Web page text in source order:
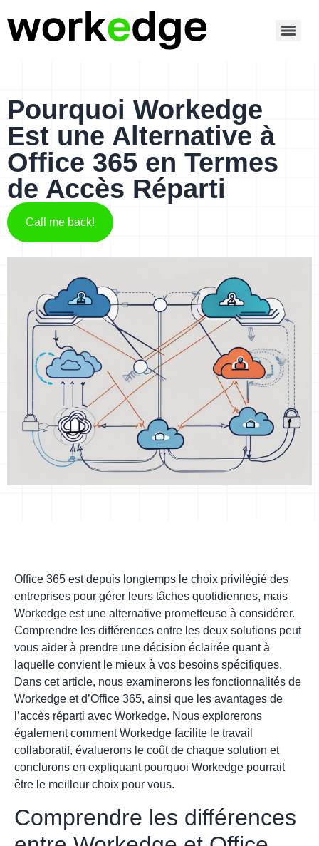
Pourquoi Workedge
Est une Alternative à
Office 365 en Termes
de Accès Réparti
Call me back!
Office 365 est depuis longtemps le choix privilégié des
entreprises pour gérer leurs tâches quotidiennes, mais
Workedge est une alternative prometteuse à considérer.
Comprendre les différences entre les deux solutions peut
vous aider à prendre une décision éclairée quant à
laquelle convient le mieux à vos besoins spécifiques.
Dans cet article, nous examinerons les fonctionnalités de
Workedge et d’Office 365, ainsi que les avantages de
l’accès réparti avec Workedge. Nous explorerons
également comment Workedge facilite le travail
collaboratif, évaluerons le coût de chaque solution et
conclurons en expliquant pourquoi Workedge pourrait
être le meilleur choix pour vous.
Comprendre les différences